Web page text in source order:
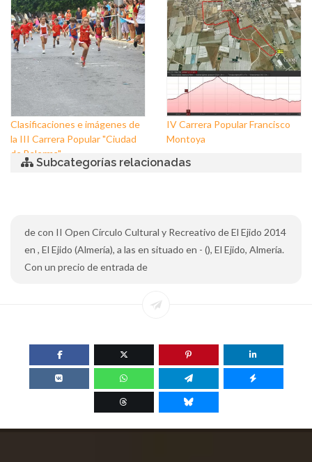
Clasificaciones e imágenes de
la III Carrera Popular "Ciudad
de Balerma"
IV Carrera Popular Francisco
Montoya
Subcategorías relacionadas
de con II Open Círculo Cultural y Recreativo de El Ejido 2014
en , El Ejido (Almería), a las en situado en - (), El Ejido, Almería.
Con un precio de entrada de